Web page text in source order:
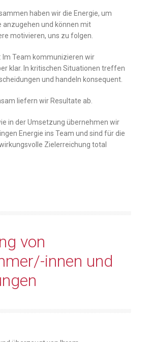
haben wir die Energie, um
anzugehen und können mit
motivieren, uns zu folgen.
: Im Team kommunizieren wir
klar. In kritischen Situationen treffen
und handeln konsequent.
liefern wir Resultate ab.
in der Umsetzung übernehmen wir
Energie ins Team und sind für die
Zielerreichung total
von
innen und